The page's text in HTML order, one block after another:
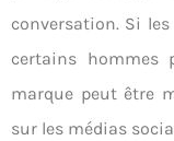
conversation. Si
certains hommes
marque peut être
sur les médias